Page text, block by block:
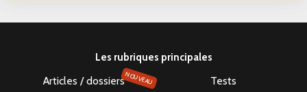
Les rubriques principales
Articles / dossiersNOUVEAU
Tests